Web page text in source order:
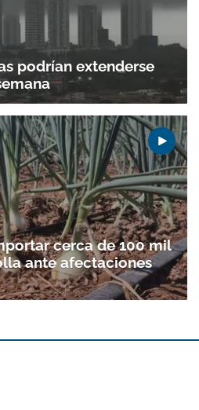
a nuestro boletín.
ACEPTAR
podrían extenderse
cerca de 100 mil
ante afectaciones